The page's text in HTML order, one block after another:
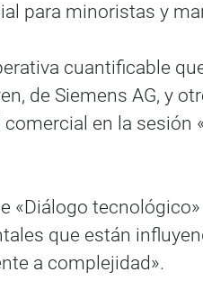
para minoristas y
cuantificable
de Siemens AG, y
en la sesión
que están
a complejidad».